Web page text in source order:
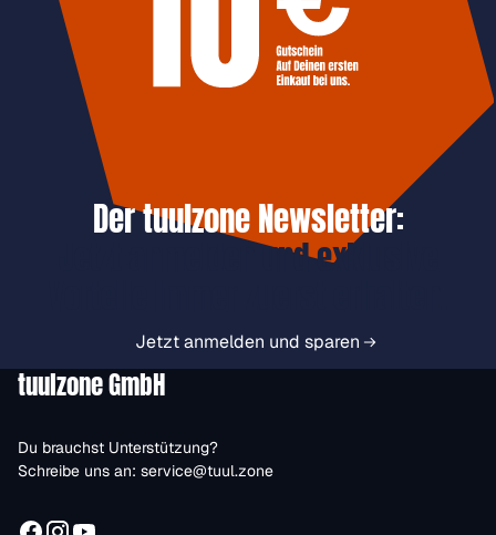
Der tuulzone Newsletter:
Jetzt anmelden und exklusive
Jetzt anmelden und sparen
tuulzone GmbH
Du brauchst Unterstützung?
Schreibe uns an: service@tuul.zone